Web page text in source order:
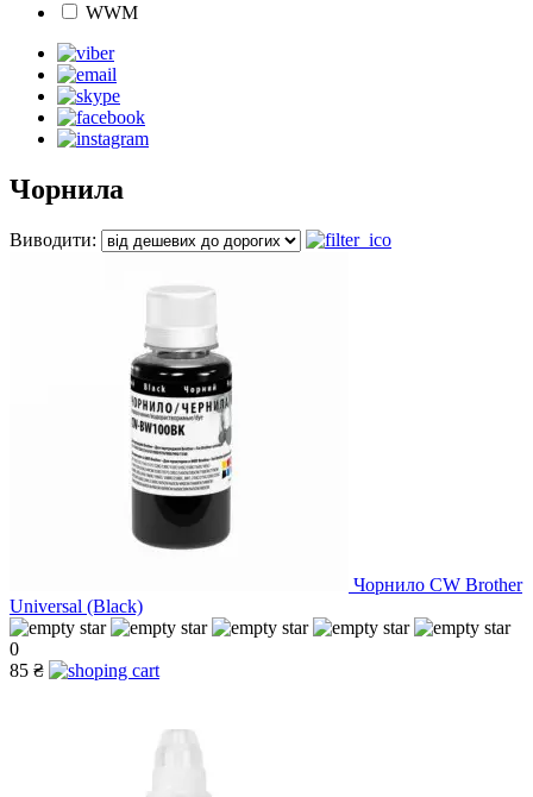
WWM
Чорнила
Виводити:
Чорнило CW Brother
Universal (Black)
0
85 ₴